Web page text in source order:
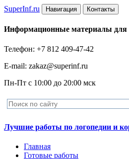
SuperInf.ru Навигация Контакты
Информационные материалы для
Телефон: +7 812 409-47-42
E-mail: zakaz@superinf.ru
Пн-Пт с 10:00 до 20:00 мск
Лучшие работы по логопедии и
Главная
Готовые работы